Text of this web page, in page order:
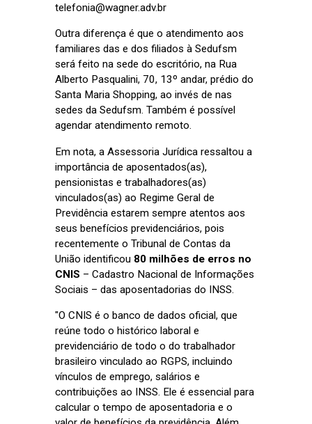
telefonia@wagner.adv.br
Outra diferença é que o atendimento aos
familiares das e dos filiados à Sedufsm
será feito na sede do escritório, na Rua
Alberto Pasqualini, 70, 13º andar, prédio do
Santa Maria Shopping, ao invés de nas
sedes da Sedufsm. Também é possível
agendar atendimento remoto.
Em nota, a Assessoria Jurídica ressaltou a
importância de aposentados(as),
pensionistas e trabalhadores(as)
vinculados(as) ao Regime Geral de
Previdência estarem sempre atentos aos
seus benefícios previdenciários, pois
recentemente o Tribunal de Contas da
União identificou 80 milhões de erros no
CNIS – Cadastro Nacional de Informações
Sociais – das aposentadorias do INSS.
"O CNIS é o banco de dados oficial, que
reúne todo o histórico laboral e
previdenciário de todo o do trabalhador
brasileiro vinculado ao RGPS, incluindo
vínculos de emprego, salários e
contribuições ao INSS. Ele é essencial para
calcular o tempo de aposentadoria e o